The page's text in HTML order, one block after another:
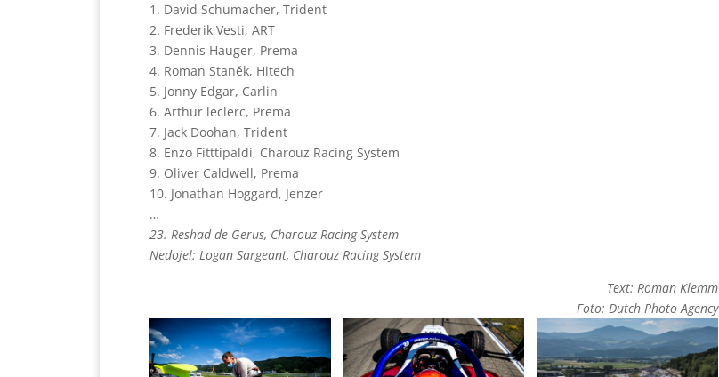
1. David Schumacher, Trident
2. Frederik Vesti, ART
3. Dennis Hauger, Prema
4. Roman Staněk, Hitech
5. Jonny Edgar, Carlin
6. Arthur leclerc, Prema
7. Jack Doohan, Trident
8. Enzo Fitttipaldi, Charouz Racing System
9. Oliver Caldwell, Prema
10. Jonathan Hoggard, Jenzer
…
23. Reshad de Gerus, Charouz Racing System
Nedojel: Logan Sargeant, Charouz Racing System
Text: Roman Klemm
Foto: Dutch Photo Agency